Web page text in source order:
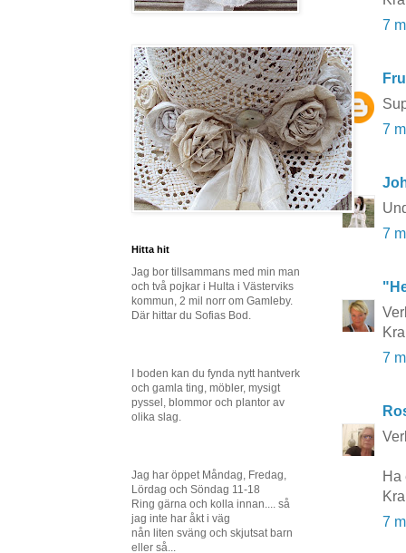
7
7
7
7
Ha
7
Hitta hit
Jag bor tillsammans med min man
och två pojkar i Hulta i Västerviks
kommun, 2 mil norr om Gamleby.
Där hittar du Sofias Bod.
I boden kan du fynda nytt hantverk
och gamla ting, möbler, mysigt
pyssel, blommor och plantor av
olika slag.
Jag har öppet Måndag, Fredag,
Lördag och Söndag 11-18
Ring gärna och kolla innan.... så
jag inte har åkt i väg
nån liten sväng och skjutsat barn
eller så...